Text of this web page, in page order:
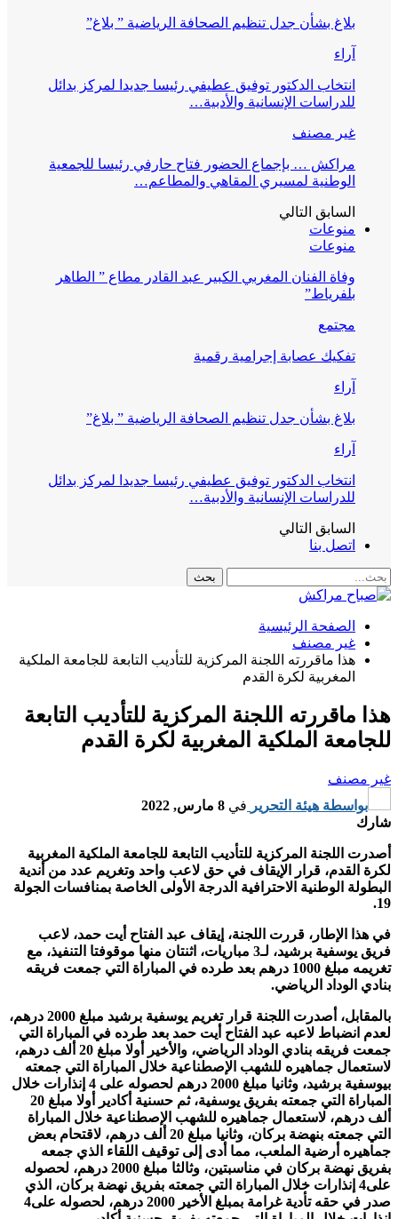
بلاغ بشأن جدل تنظيم الصحافة الرياضية ” بلاغ”
آراء
انتخاب الدكتور توفيق عطيفي رئيسا جديدا لمركز بدائل
للدراسات الإنسانية والأدبية…
غير مصنف
مراكش … بإجماع الحضور فتاح حارفي رئيسا للجمعية
الوطنية لمسيري المقاهي والمطاعم…
السابق التالي
منوعات
منوعات
وفاة الفنان المغربي الكبير عبد القادر مطاع ” الطاهر
بلفرياط”
مجتمع
تفكيك عصابة إجرامية رقمية
آراء
بلاغ بشأن جدل تنظيم الصحافة الرياضية ” بلاغ”
آراء
انتخاب الدكتور توفيق عطيفي رئيسا جديدا لمركز بدائل
للدراسات الإنسانية والأدبية…
السابق التالي
اتصل بنا
الصفحة الرئيسية
غير مصنف
هذا ماقررته اللجنة المركزية للتأديب التابعة للجامعة الملكية
المغربية لكرة القدم
هذا ماقررته اللجنة المركزية للتأديب التابعة
للجامعة الملكية المغربية لكرة القدم
غير مصنف
بواسطة هيئة التحرير في 8 مارس, 2022
شارك
أصدرت اللجنة المركزية للتأديب التابعة للجامعة الملكية المغربية
لكرة القدم، قرار الإيقاف في حق لاعب واحد وتغريم عدد من أندية
البطولة الوطنية الاحترافية الدرجة الأولى الخاصة بمنافسات الجولة
19.
في هذا الإطار، قررت اللجنة، إيقاف عبد الفتاح أيت حمد، لاعب
فريق يوسفية برشيد، لـ3 مباريات، اثنتان منها موقوفتا التنفيذ، مع
تغريمه مبلغ 1000 درهم بعد طرده في المباراة التي جمعت فريقه
بنادي الوداد الرياضي.
بالمقابل، أصدرت اللجنة قرار تغريم يوسفية برشيد مبلغ 2000 درهم،
لعدم انضباط لاعبه عبد الفتاح أيت حمد بعد طرده في المباراة التي
جمعت فريقه بنادي الوداد الرياضي، والأخير أولا مبلغ 20 ألف درهم،
لاستعمال جماهيره للشهب الإصطناعية خلال المباراة التي جمعته
بيوسفية برشيد، وثانيا مبلغ 2000 درهم لحصوله على 4 إنذارات خلال
المباراة التي جمعته بفريق يوسفية، ثم حسنية أكادير أولا مبلغ 20
ألف درهم، لاستعمال جماهيره للشهب الإصطناعية خلال المباراة
التي جمعته بنهضة بركان، وثانيا مبلغ 20 ألف درهم، لاقتحام بعض
جماهيره أرضية الملعب، مما أدى إلى توقيف اللقاء الذي جمعه
بفريق نهضة بركان في مناسبتين، وثالثا مبلغ 2000 درهم، لحصوله
على4 إنذارات خلال المباراة التي جمعته بفريق نهضة بركان، الذي
صدر في حقه تأدية غرامة بمبلغ الأخير 2000 درهم، لحصوله على4